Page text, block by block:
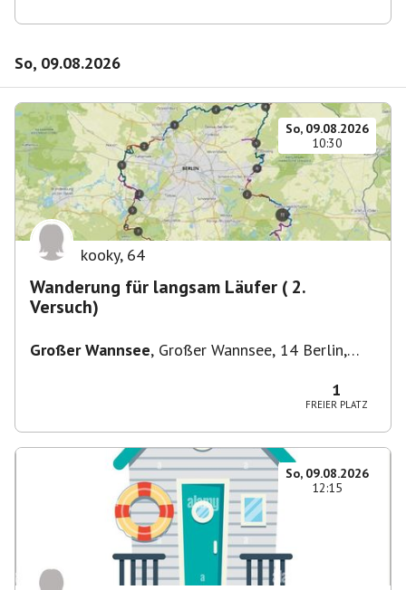
So, 09.08.2026
So, 09.08.2026
10:30
kooky, 64
Wanderung für langsam Läufer ( 2.
Versuch)
Großer Wannsee, Großer Wannsee, 14 Berlin,
1
FREIER PLATZ
So, 09.08.2026
12:15